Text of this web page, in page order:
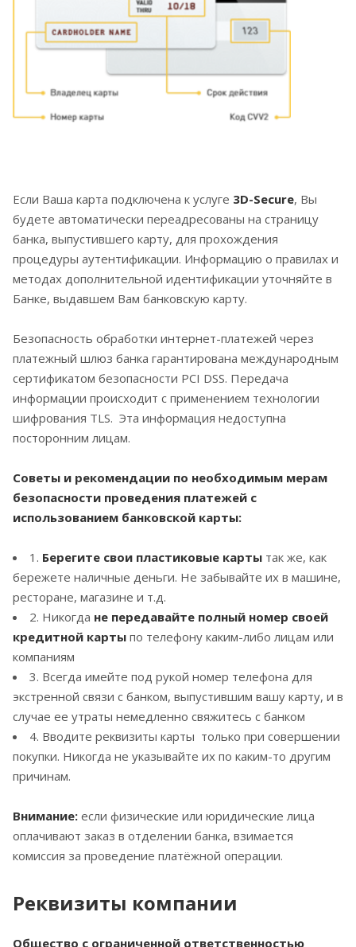
Если Ваша карта подключена к услуге 3D-Secure, Вы
будете автоматически переадресованы на страницу
банка, выпустившего карту, для прохождения
процедуры аутентификации. Информацию о правилах и
методах дополнительной идентификации уточняйте в
Банке, выдавшем Вам банковскую карту.
Безопасность обработки интернет-платежей через
платежный шлюз банка гарантирована международным
сертификатом безопасности PCI DSS. Передача
информации происходит с применением технологии
шифрования TLS. Эта информация недоступна
посторонним лицам.
Советы и рекомендации по необходимым мерам
безопасности проведения платежей с
использованием банковской карты:
1. Берегите свои пластиковые карты так же, как
бережете наличные деньги. Не забывайте их в машине,
ресторане, магазине и т.д.
2. Никогда не передавайте полный номер своей
кредитной карты по телефону каким-либо лицам или
компаниям
3. Всегда имейте под рукой номер телефона для
экстренной связи с банком, выпустившим вашу карту, и в
случае ее утраты немедленно свяжитесь с банком
4. Вводите реквизиты карты только при совершении
покупки. Никогда не указывайте их по каким-то другим
причинам.
Внимание: если физические или юридические лица
оплачивают заказ в отделении банка, взимается
комиссия за проведение платёжной операции.
Реквизиты компании
Общество с ограниченной ответственностью